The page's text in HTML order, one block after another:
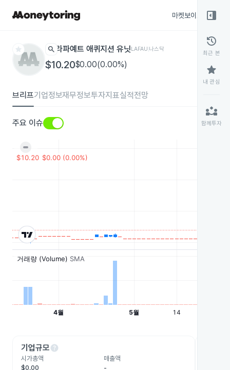
마켓보이스
star search 라파예트 애퀴지션 유닛LAFAU나스닥
$10.20$0.00(0.00%)
브리프기업정보재무정보투자지표실적전망
주요 이슈
기업규모help
시가총액
$0.00
매출액
-
right_panel_open
history
최근 본
star
내 관심
partner_exchange
함께투자